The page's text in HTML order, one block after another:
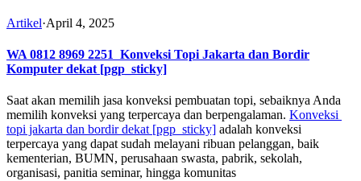
Artikel·April 4, 2025
WA 0812 8969 2251 Konveksi Topi Jakarta dan Bordir
Komputer dekat [pgp_sticky]
Saat akan memilih jasa konveksi pembuatan topi, sebaiknya Anda
memilih konveksi yang terpercaya dan berpengalaman. Konveksi
topi jakarta dan bordir dekat [pgp_sticky] adalah konveksi
terpercaya yang dapat sudah melayani ribuan pelanggan, baik
kementerian, BUMN, perusahaan swasta, pabrik, sekolah,
organisasi, panitia seminar, hingga komunitas